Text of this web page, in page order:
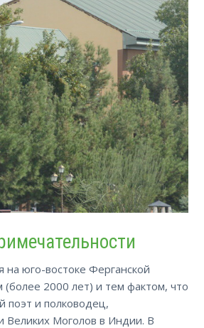
юго-востоке Ферганской
2000 лет) и тем фактом, что
поэт и полководец,
Великих Моголов в Индии. В